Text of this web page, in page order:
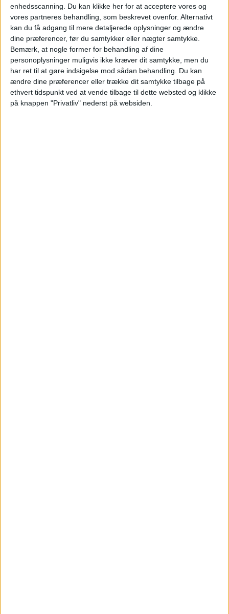
enhedsscanning. Du kan klikke her for at acceptere vores og
vores partneres behandling, som beskrevet ovenfor. Alternativt
kan du få adgang til mere detaljerede oplysninger og ændre
dine præferencer, før du samtykker eller nægter samtykke.
Bemærk, at nogle former for behandling af dine
personoplysninger muligvis ikke kræver dit samtykke, men du
har ret til at gøre indsigelse mod sådan behandling.
Du kan
ændre dine præferencer eller trække dit samtykke tilbage på
ethvert tidspunkt ved at vende tilbage til dette websted og klikke
på knappen "Privatliv" nederst på websiden.
Norwegian
kritiserer køerne
på Kastrup - kan
flytte trafik til